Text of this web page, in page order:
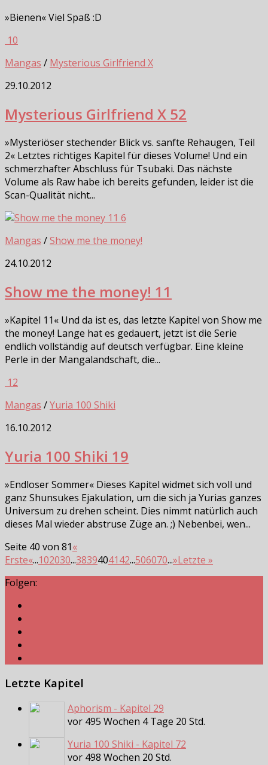
»Bienen« Viel Spaß :D
10
Mangas / Mysterious Girlfriend X
29.10.2012
Mysterious Girlfriend X 52
»Mysteriöser stechender Blick vs. sanfte Rehaugen, Teil
2« Letztes richtiges Kapitel für dieses Volume! Und ein
schmerzhafter Abschluss für Tsubaki. Das nächste
Volume als Raw habe ich bereits gefunden, leider ist die
Scan-Qualität nicht...
6
Mangas /Show me the money!
24.10.2012
Show me the money! 11
»Kapitel 11« Und da ist es, das letzte Kapitel von Show me
the money! Lange hat es gedauert, jetzt ist die Serie
endlich vollständig auf deutsch verfügbar. Eine kleine
Perle in der Mangalandschaft, die...
12
Mangas /Yuria 100 Shiki
16.10.2012
Yuria 100 Shiki 19
»Endloser Sommer« Dieses Kapitel widmet sich voll und
ganz Shunsukes Ejakulation, um die sich ja Yurias ganzes
Universum zu drehen scheint. Dies nimmt natürlich auch
dieses Mal wieder abstruse Züge an. ;) Nebenbei, wen...
Seite 40 von 81«
Erste«...102030...3839404142...506070...»Letzte »
Folgen:
Letzte Kapitel
Aphorism - Kapitel 29
vor 495 Wochen 4 Tage 20 Std.
Yuria 100 Shiki - Kapitel 72
vor 498 Wochen 20 Std.